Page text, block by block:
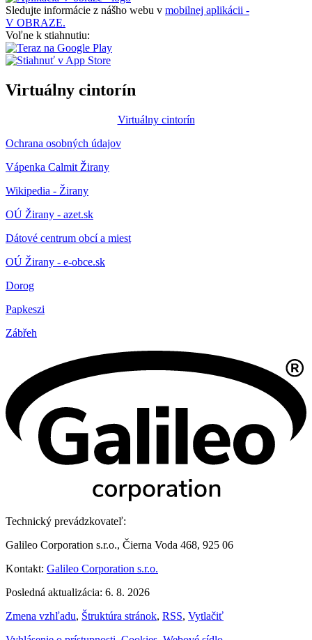
Sledujte informácie z nášho webu v mobilnej aplikácii -
V OBRAZE.
Voľne k stiahnutiu:
Virtuálny cintorín
Virtuálny cintorín
Ochrana osobných údajov
Vápenka Calmit Žirany
Wikipedia - Žirany
OÚ Žirany - azet.sk
Dátové centrum obcí a miest
OÚ Žirany - e-obce.sk
Dorog
Papkeszi
Zábřeh
Technický prevádzkovateľ:
Galileo Corporation s.r.o., Čierna Voda 468, 925 06
Kontakt: Galileo Corporation s.r.o.
Posledná aktualizácia: 6. 8. 2026
Zmena vzhľadu, Štruktúra stránok, RSS, Vytlačiť